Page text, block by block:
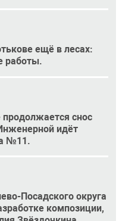
ещё в лесах:
работы.
снос
идёт
№11.
Посадского округа
композиции,